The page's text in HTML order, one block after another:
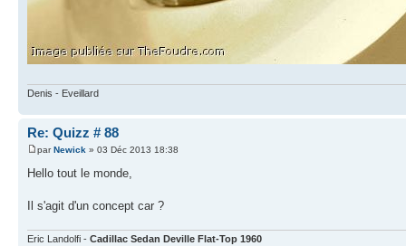
Denis - Eveillard
Re: Quizz # 88
parNewick » 03 Déc 2013 18:38
Hello tout le monde,
Il s'agit d'un concept car ?
Eric Landolfi - Cadillac Sedan Deville Flat-Top 1960